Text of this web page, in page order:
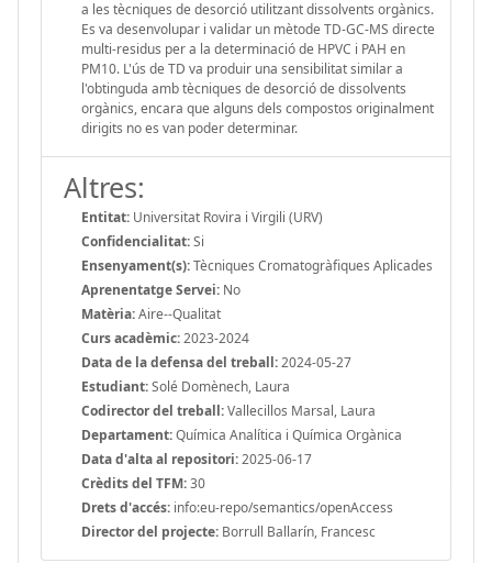
a les tècniques de desorció utilitzant dissolvents orgànics.
Es va desenvolupar i validar un mètode TD-GC-MS directe
multi-residus per a la determinació de HPVC i PAH en
PM10. L'ús de TD va produir una sensibilitat similar a
l'obtinguda amb tècniques de desorció de dissolvents
orgànics, encara que alguns dels compostos originalment
dirigits no es van poder determinar.
Altres:
Entitat: Universitat Rovira i Virgili (URV)
Confidencialitat:Si
Ensenyament(s):Tècniques Cromatogràfiques Aplicades
Aprenentatge Servei: No
Matèria:Aire--Qualitat
Curs acadèmic:2023-2024
Data de la defensa del treball:2024-05-27
Estudiant:Solé Domènech, Laura
Codirector del treball:Vallecillos Marsal, Laura
Departament:Química Analítica i Química Orgànica
Data d'alta al repositori:2025-06-17
Crèdits del TFM:30
Drets d'accés: info:eu-repo/semantics/openAccess
Director del projecte: Borrull Ballarín, Francesc